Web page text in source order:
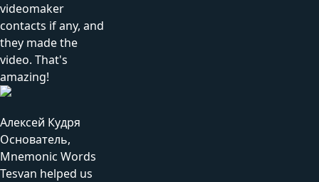
videomaker
contacts if any, and
they made the
video. That's
amazing!
Алексей Кудря
Основатель,
Mnemonic Words
Tesvan helped us